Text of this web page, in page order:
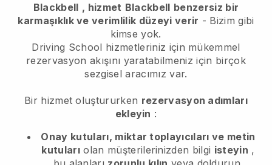
Blackbell , hizmet Blackbell benzersiz bir
karmaşıklık ve verimlilik düzeyi verir - Bizim gibi
kimse yok.
Driving School hizmetleriniz için mükemmel
rezervasyon akışını yaratabilmeniz için birçok
sezgisel aracımız var.
Bir hizmet oluştururken rezervasyon adımları
ekleyin :
Onay kutuları, miktar toplayıcıları ve metin
kutuları olan müşterilerinizden bilgi isteyin ,